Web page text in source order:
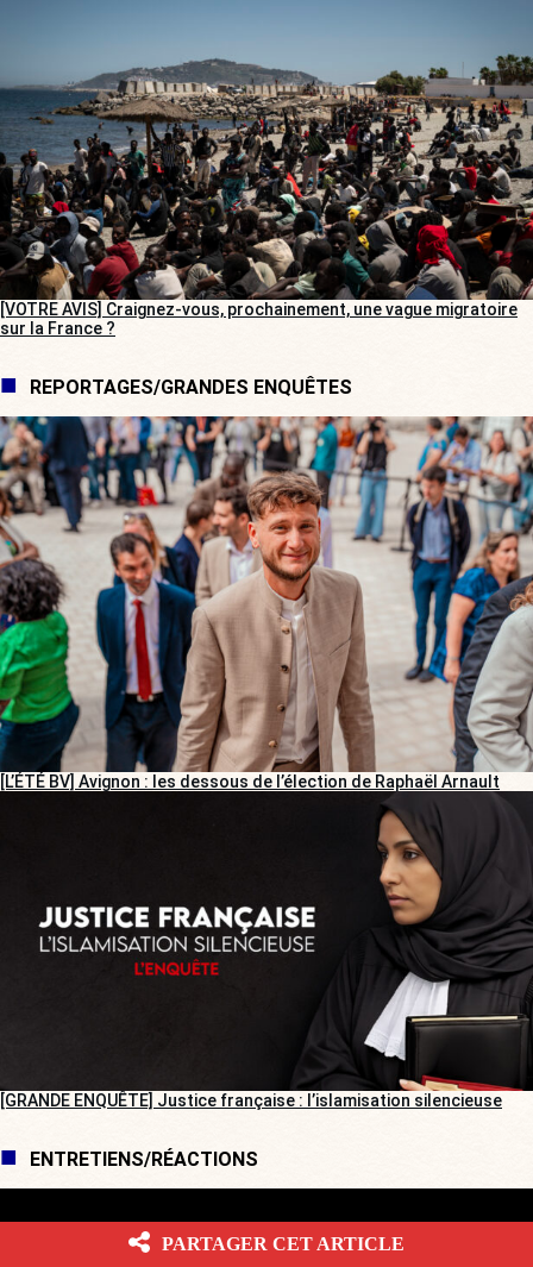
[VOTRE AVIS] Craignez-vous, prochainement, une vague migratoire
sur la France ?
REPORTAGES/GRANDES ENQUÊTES
[L’ÉTÉ BV] Avignon : les dessous de l’élection de Raphaël Arnault
[GRANDE ENQUÊTE] Justice française : l’islamisation silencieuse
ENTRETIENS/RÉACTIONS
PARTAGER CET ARTICLE